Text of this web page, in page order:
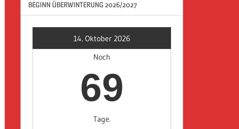
BEGINN ÜBERWINTERUNG 2026/2027
14. Oktober 2026
Noch
69
Tage.